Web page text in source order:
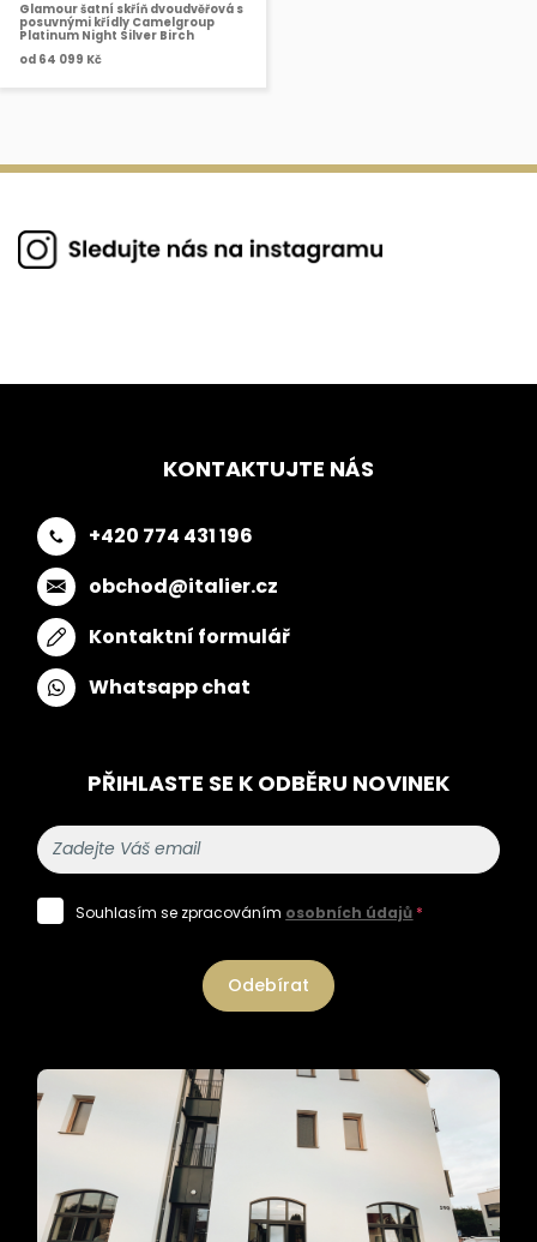
Glamour šatní skříň dvoudvěřová s
posuvnými křídly Camelgroup
Platinum Night Silver Birch
od 64 099 Kč
KONTAKTUJTE NÁS
+420 774 431 196
obchod@italier.cz
Kontaktní formulář
Whatsapp chat
PŘIHLASTE SE K ODBĚRU NOVINEK
Souhlasím se zpracováním osobních údajů *
Odebírat